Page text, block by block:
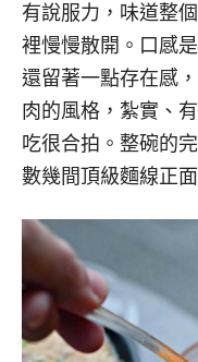
有說服力，味道整
裡慢慢散開。口感
還留著一點存在感
肉的風格，紮實、
吃很合拍。整碗的
數幾間頂級麵線正面